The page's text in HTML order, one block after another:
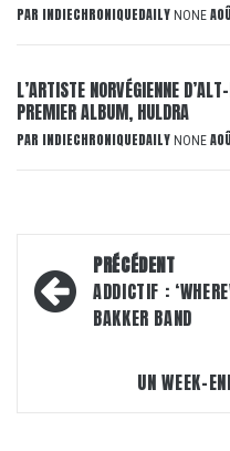
PAR INDIECHRONIQUEDAILY NONE
L’ARTISTE NORVÉGIENNE
PREMIER ALBUM, HULDRA
PAR INDIECHRONIQUEDAILY NONE
Navigation
d’article
PRÉCÉDENT
ADDICTIF :
BAKKER BAND
UN WEEK-